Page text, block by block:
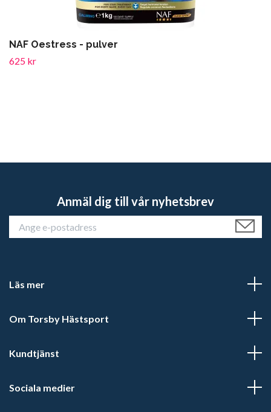
NAF Oestress - pulver
625 kr
Anmäl dig till vår nyhetsbrev
Läs mer
Om Torsby Hästsport
Kundtjänst
Sociala medier